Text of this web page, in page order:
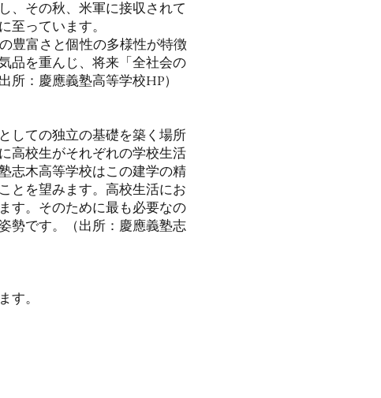
、その秋、米軍に接収されて
至っています。
豊富さと個性の多様性が特徴
品を重んじ、将来「全社会の
：慶應義塾高等学校HP）
しての独立の基礎を築く場所
高校生がそれぞれの学校生活
志木高等学校はこの建学の精
とを望みます。高校生活にお
す。そのために最も必要なの
勢です。（出所：慶應義塾志
す。